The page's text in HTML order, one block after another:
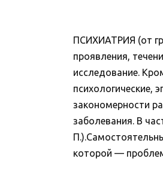
ПСИХИАТРИЯ (от
проявления,
исследование.
закономерности
заболевания. В
которой —